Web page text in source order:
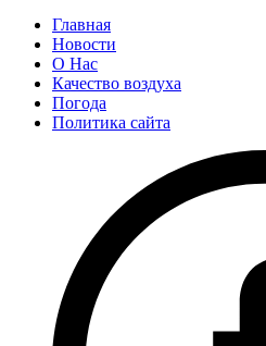
Главная
Новости
О Нас
Качество воздуха
Погода
Политика сайта